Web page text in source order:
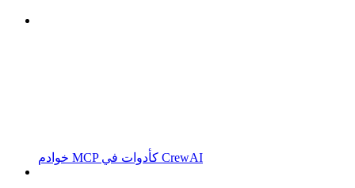
خوادم MCP كأدوات في CrewAI